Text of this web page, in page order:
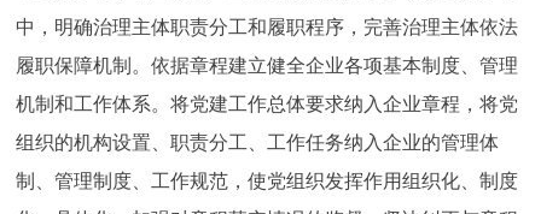
中，明确治理主体职责分工和履职程序，完善治理主体依法
履职保障机制。依据章程建立健全企业各项基本制度、管理
机制和工作体系。将党建工作总体要求纳入企业章程，将党
组织的机构设置、职责分工、工作任务纳入企业的管理体
制、管理制度、工作规范，使党组织发挥作用组织化、制度